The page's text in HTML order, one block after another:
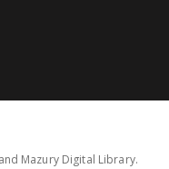
Mazury Digital Library.